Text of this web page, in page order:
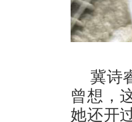
冀诗
曾想，
她还开